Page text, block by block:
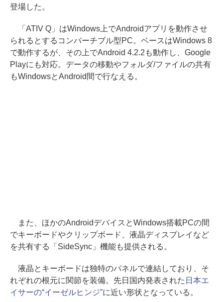
登場した。
「ATIV Q」はWindows上でAndroidアプリを動作させ
られるとするコンバーチブル型PC。ベースはWindows 8
で動作するが、その上でAndroid 4.2.2も動作し、Google
Playにも対応。データの移動やフォルダ/ファイルの共有
もWindowsとAndroid間で行なえる。
また、ほかのAndroidデバイスとWindows搭載PCの間
でキーボードやクリップボード、液晶ディスプレイなど
を共有する「SideSync」機能も提供される。
液晶とキーボードは独特のパネルで連結しており、そ
れぞれの根元に関節を装備。先日国内発表された 日本エ
イサーの“イーゼルヒンジ”に近い形状となっている。